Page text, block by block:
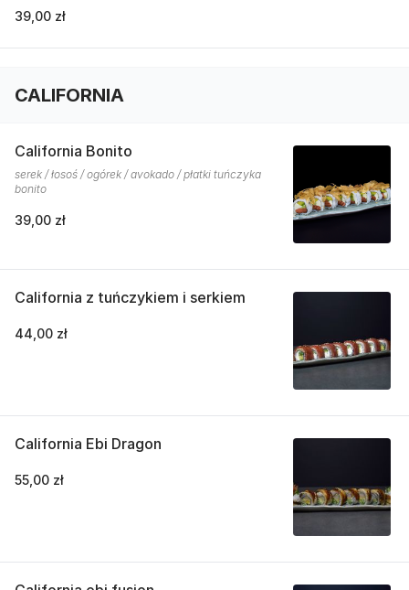
39,00 zł
CALIFORNIA
California Bonito
serek / łosoś / ogórek / avokado / płatki tuńczyka
bonito
39,00 zł
California z tuńczykiem i serkiem
44,00 zł
California Ebi Dragon
55,00 zł